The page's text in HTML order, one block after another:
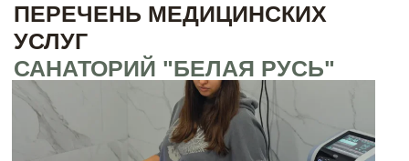
ПЕРЕЧЕНЬ МЕДИЦИНСКИХ
УСЛУГ
САНАТОРИЙ "БЕЛАЯ РУСЬ"